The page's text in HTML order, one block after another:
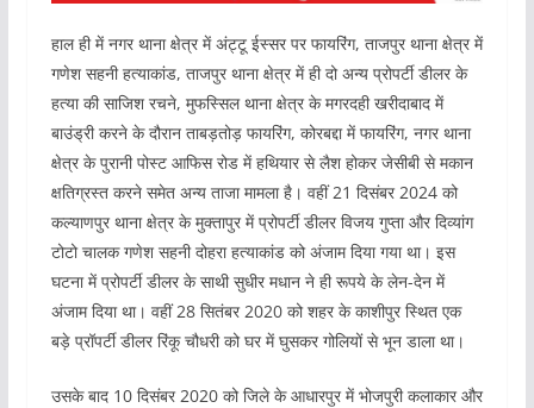
हाल ही में नगर थाना क्षेत्र में अंट्टू ईस्सर पर फायरिंग, ताजपुर थाना क्षेत्र में
गणेश सहनी हत्याकांड, ताजपुर थाना क्षेत्र में ही दो अन्य प्रोपर्टी डीलर के
हत्या की साजिश रचने, मुफस्सिल थाना क्षेत्र के मगरदही खरीदाबाद में
बाउंड्री करने के दौरान ताबड़तोड़ फायरिंग, कोरबद्दा में फायरिंग, नगर थाना
क्षेत्र के पुरानी पोस्ट आफिस रोड में हथियार से लैश होकर जेसीबी से मकान
क्षतिग्रस्त करने समेत अन्य ताजा मामला है। वहीं 21 दिसंबर 2024 को
कल्याणपुर थाना क्षेत्र के मुक्तापुर में प्रोपर्टी डीलर विजय गुप्ता और दिव्‍यांग
टोटो चालक गणेश सहनी दोहरा हत्याकांड को अंजाम दिया गया था। इस
घटना में प्रोपर्टी डीलर के साथी सुधीर मधान ने ही रूपये के लेन-देन में
अंजाम दिया था। वहीं 28 सितंबर 2020 को शहर के काशीपुर स्थित एक
बड़े प्रॉपर्टी डीलर रिंकू चौधरी को घर में घुसकर गोलियों से भून डाला था।
उसके बाद 10 दिसंबर 2020 को जिले के आधारपुर में भोजपुरी कलाकार और